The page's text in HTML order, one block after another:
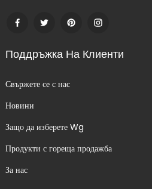
Поддръжка На Клиенти
Свържете се с нас
Новини
Защо да изберете Wg
Продукти с гореща продажба
За нас